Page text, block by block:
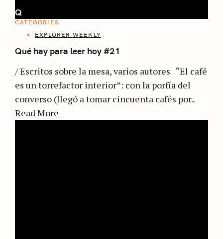
Q
CATEGORIES
EXPLORER WEEKLY
Qué hay para leer hoy #21
/ Escritos sobre la mesa, varios autores “El café
es un torrefactor interior”: con la porfía del
converso (llegó a tomar cincuenta cafés por..
Read More